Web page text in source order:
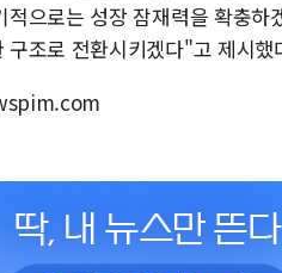
적으로는 성장 잠재력을 확충
구조로 전환시키겠다"고 제시했